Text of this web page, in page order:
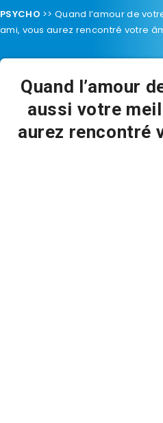
PSYCHO >>Quand l’amour de
ami, vous aurez rencontré votre
Quand l’amour
aussi votre
aurez rencontré